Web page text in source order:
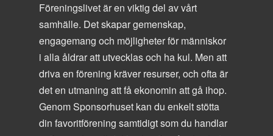
Föreningslivet är en viktig del av vårt
samhälle. Det skapar gemenskap,
engagemang och möjligheter för människor
i alla åldrar att utvecklas och ha kul. Men att
driva en förening kräver resurser, och ofta är
det en utmaning att få ekonomin att gå ihop.
Genom Sponsorhuset kan du enkelt stötta
din favoritförening samtidigt som du handlar